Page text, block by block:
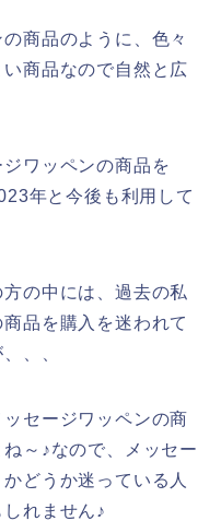
商品のように、色々
商品なので自然と広
ワッペンの商品を
年と今後も利用して
の中には、過去の私
品を購入を迷われて
、、
セージワッペンの商
～♪なので、メッセー
どうか迷っている人
れません♪